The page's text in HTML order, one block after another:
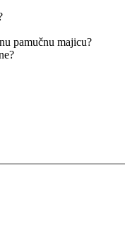
pamučnu majicu?